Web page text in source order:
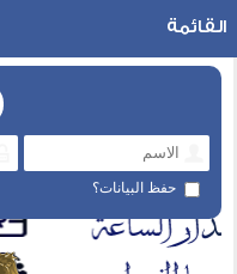
حفظ البيانات؟
القائمة